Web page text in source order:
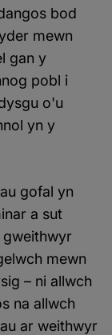
bod
mewn
gan y
pobl i
o'u
yn y
gofal yn
a sut
gweithwyr
mewn
– ni allwch
na allwch
ar weithwyr